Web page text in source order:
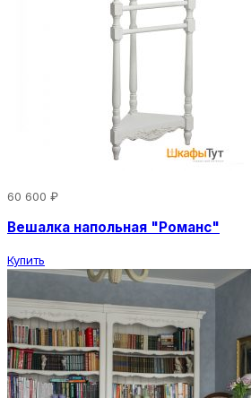
60 600 ₽
Вешалка напольная "Романс"
Купить